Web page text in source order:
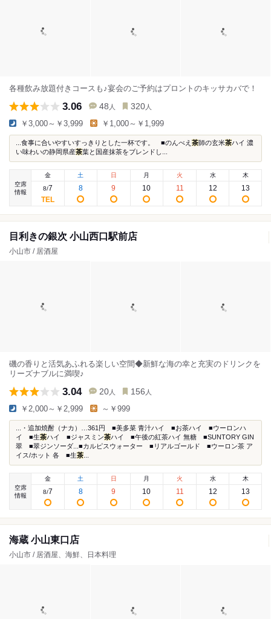
各種飲み放題付きコースも♪宴会のご予約はプロントのキッサカバで！
3.06 48 人 320 人
￥3,000～￥3,999 ￥1,000～￥1,999
...食事に合いやすいすっきりとした一杯です。 ■のんべえ 茶師の玄米茶ハイ 濃
い味わいの静岡県産茶葉と国産抹茶をブレンドし...
空席
情報
金
8/7
土
8
日
9
月
10
火
11
水
12
木
13
目利きの銀次 小山西口駅前店
小山市 / 居酒屋
磯の香りと活気あふれる楽しい空間◆新鮮な海の幸と充実のドリンクを
リーズナブルに満喫♪
3.04 20 人 156 人
￥2,000～￥2,999 ～￥999
...・追加焼酎（ナカ）…361円 ■美多菜 青汁ハイ ■お茶ハイ ■ウーロンハ
イ ■生茶ハイ ■ジャスミン茶ハイ ■午後の紅茶ハイ 無糖 ■SUNTORY GIN
翠 ■翠ジンソーダ...■カルピスウォーター ■リアルゴールド ■ウーロン茶 ア
イス/ホット 各 ■生茶
空席
情報
金
8/7
土
8
日
9
月
10
火
11
水
12
木
13
海蔵 小山東口店
小山市 / 居酒屋、海鮮、日本料理